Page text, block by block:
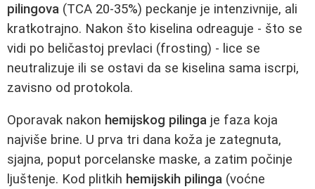
pilingova (TCA 20-35%) peckanje je intenzivnije, ali
kratkotrajno. Nakon što kiselina odreaguje - što se
vidi po beličastoj prevlaci (frosting) - lice se
neutralizuje ili se ostavi da se kiselina sama iscrpi,
zavisno od protokola.
Oporavak nakon hemijskog pilinga je faza koja
najviše brine. U prva tri dana koža je zategnuta,
sjajna, poput porcelanske maske, a zatim počinje
ljuštenje. Kod plitkih hemijskih pilinga (voćne